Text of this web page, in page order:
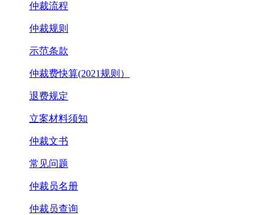
仲裁流程
仲裁规则
示范条款
仲裁费快算(2021规则）
退费规定
立案材料须知
仲裁文书
常见问题
仲裁员名册
仲裁员查询